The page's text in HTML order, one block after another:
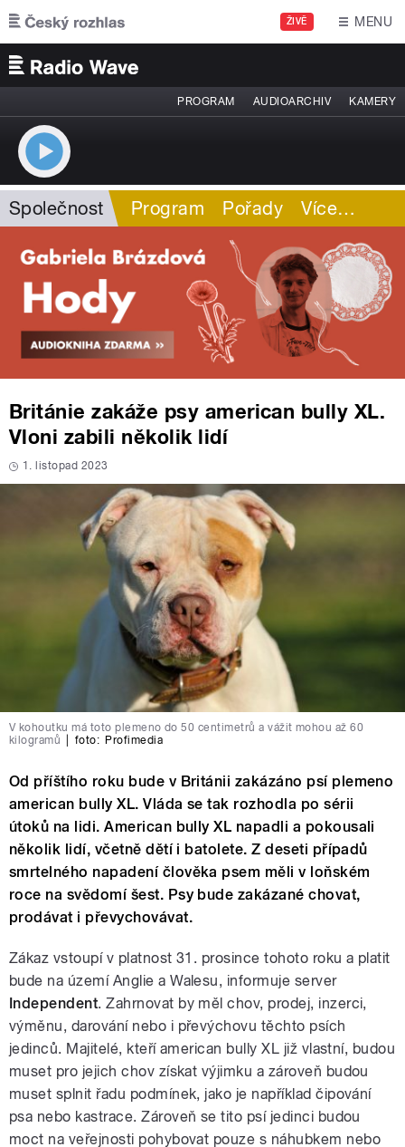
Přejít k hlavnímu obsahu
ŽIVĚ MENU
PROGRAM AUDIOARCHIV KAMERY
Společnost Program Pořady Více…
Británie zakáže psy american bully XL.
Vloni zabili několik lidí
1. listopad 2023
V kohoutku má toto plemeno do 50 centimetrů a vážit mohou až 60
kilogramů
foto: Profimedia
Od příštího roku bude v Británii zakázáno psí plemeno
american bully XL. Vláda se tak rozhodla po sérii
útoků na lidi. American bully XL napadli a pokousali
několik lidí, včetně dětí i batolete. Z deseti případů
smrtelného napadení člověka psem měli v loňském
roce na svědomí šest. Psy bude zakázané chovat,
prodávat i převychovávat.
Zákaz vstoupí v platnost 31. prosince tohoto roku a platit
bude na území Anglie a Walesu, informuje server
Independent. Zahrnovat by měl chov, prodej, inzerci,
výměnu, darování nebo i převýchovu těchto psích
jedinců. Majitelé, kteří american bully XL již vlastní, budou
muset pro jejich chov získat výjimku a zároveň budou
muset splnit řadu podmínek, jako je například čipování
psa nebo kastrace. Zároveň se tito psí jedinci budou
moct na veřejnosti pohybovat pouze s náhubkem nebo